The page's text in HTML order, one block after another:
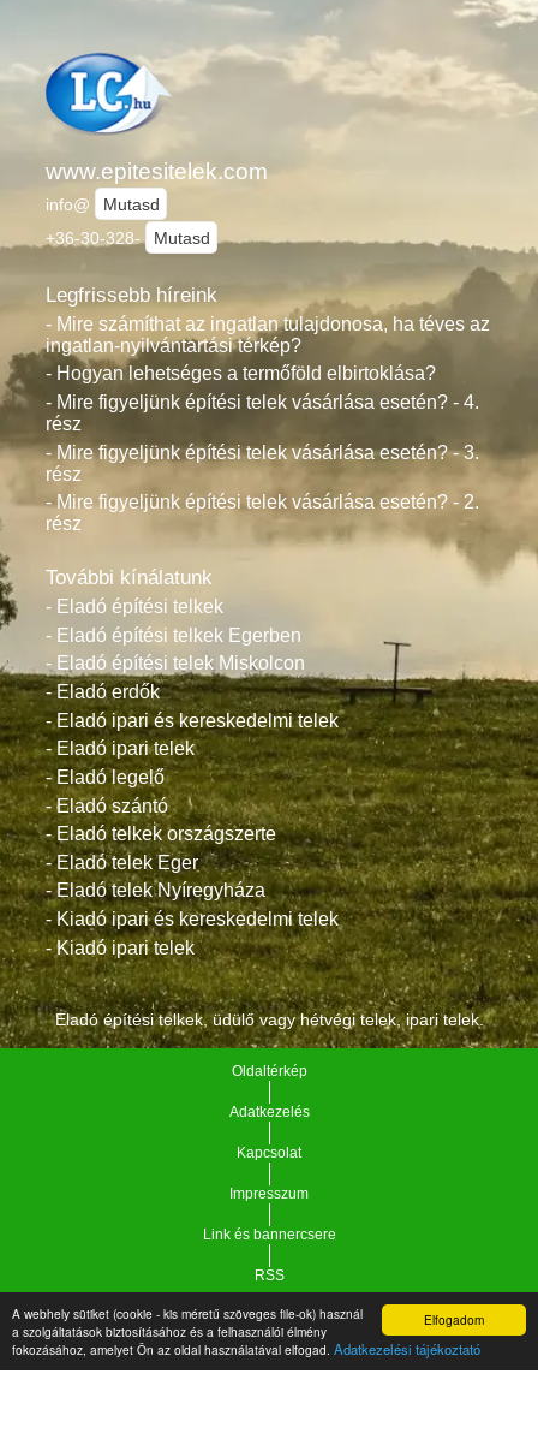
Elfogadom
A webhely sütiket (cookie - kis méretű szöveges file-ok) használ
a szolgáltatások biztosításához és a felhasználói élmény
fokozásához, amelyet Ön az oldal használatával elfogad. Adatkezelési tájékoztató
www.epitesitelek.com
info@
Mutasd
+36-30-328-
Mutasd
Legfrissebb híreink
- Mire számíthat az ingatlan tulajdonosa, ha téves az
ingatlan-nyilvántartási térkép?
- Hogyan lehetséges a termőföld elbirtoklása?
- Mire figyeljünk építési telek vásárlása esetén? - 4.
rész
- Mire figyeljünk építési telek vásárlása esetén? - 3.
rész
- Mire figyeljünk építési telek vásárlása esetén? - 2.
rész
További kínálatunk
- Eladó építési telkek
- Eladó építési telkek Egerben
- Eladó építési telek Miskolcon
- Eladó erdők
- Eladó ipari és kereskedelmi telek
- Eladó ipari telek
- Eladó legelő
- Eladó szántó
- Eladó telkek országszerte
- Eladó telek Eger
- Eladó telek Nyíregyháza
- Kiadó ipari és kereskedelmi telek
- Kiadó ipari telek
Eladó építési telkek, üdülő vagy hétvégi telek, ipari telek.
Oldaltérkép
Adatkezelés
Kapcsolat
Impresszum
Link és bannercsere
RSS
Copyright © 2021.Vár-Köz Kft. - Ingatlan nyilvántartó, ügyviteli és
adminisztrációs szoftver